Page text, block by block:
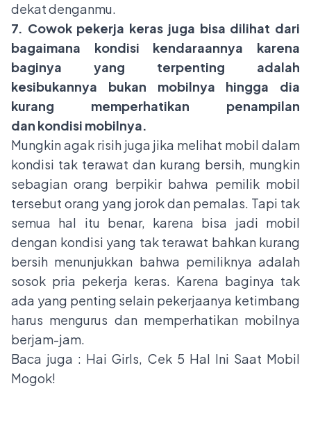
dekat denganmu.
7. Cowok pekerja keras juga bisa dilihat dari
bagaimana kondisi kendaraannya karena
baginya yang terpenting adalah
kesibukannya bukan mobilnya hingga dia
kurang memperhatikan penampilan
dan kondisi mobilnya.
Mungkin agak risih juga jika melihat mobil dalam
kondisi tak terawat dan kurang bersih, mungkin
sebagian orang berpikir bahwa pemilik mobil
tersebut orang yang jorok dan pemalas. Tapi tak
semua hal itu benar, karena bisa jadi mobil
dengan kondisi yang tak terawat bahkan kurang
bersih menunjukkan bahwa pemiliknya adalah
sosok pria pekerja keras. Karena baginya tak
ada yang penting selain pekerjaanya ketimbang
harus mengurus dan memperhatikan mobilnya
berjam-jam.
Baca juga : Hai Girls, Cek 5 Hal Ini Saat Mobil
Mogok!